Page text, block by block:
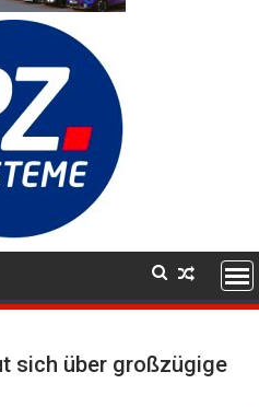
sich über großzügige